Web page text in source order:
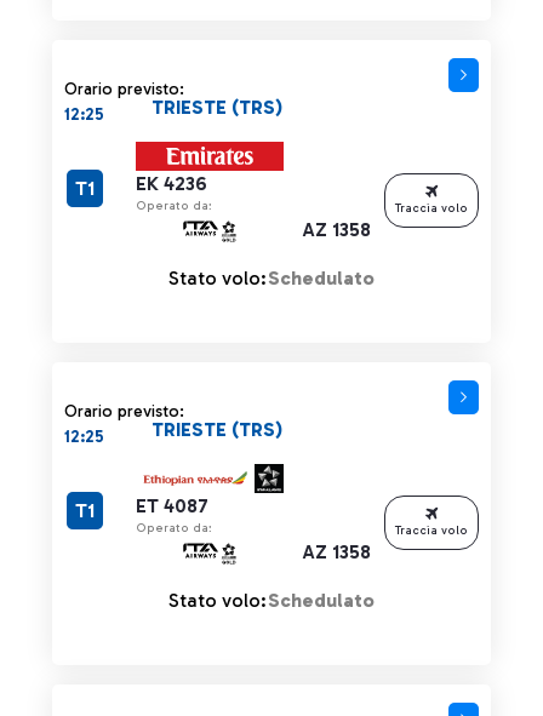
Orario previsto:
12:25
EK 4236
Operato da:
AZ 1358
TRIESTE (TRS)
T1
Stato volo:Schedulato
Traccia volo
Orario previsto:
12:25
ET 4087
Operato da:
AZ 1358
TRIESTE (TRS)
T1
Stato volo:Schedulato
Traccia volo